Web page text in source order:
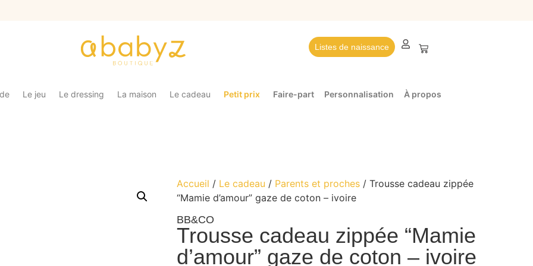
Listes de naissance
Le jeu Le dressing La maison Le cadeau Petit prix Faire-part Personnalisation À propos
Accueil / Le cadeau / Parents et proches/ Trousse cadeau zippée
“Mamie d’amour” gaze de coton – ivoire
BB&CO
Trousse cadeau zippée “Mamie
d’amour” gaze de coton – ivoire